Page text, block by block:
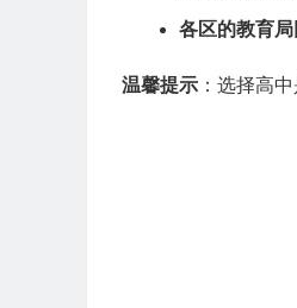
各区的教育
温馨提示 ：选择高